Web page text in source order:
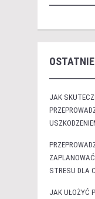
JAK
STRESU DLA
JAK UŁOŻYĆ